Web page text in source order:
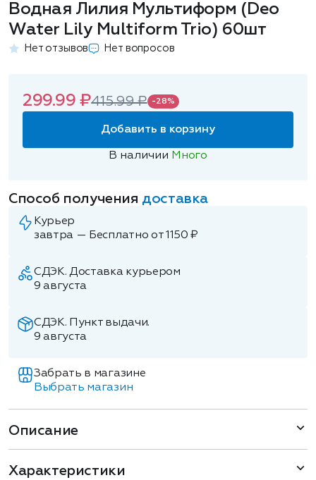
Водная Лилия Мультиформ (Deo
Water Lily Multiform Trio) 60шт
Нет отзывов Нет вопросов
299.99 ₽415.99 ₽ -28%
Добавить в корзину
В наличии Много
Способ получения доставка
Курьер
завтра — Бесплатно от 1150 ₽
СДЭК. Доставка курьером
9 августа
СДЭК. Пункт выдачи.
9 августа
Забрать в магазине
Выбрать магазин
Описание
Характеристики